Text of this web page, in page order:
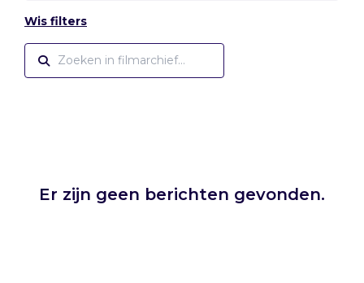
Wis filters
Er zijn geen berichten gevonden.